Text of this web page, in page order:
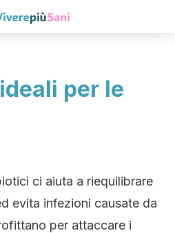
per le
ci aiuta a riequilibrare
evita infezioni causate da
per attaccare i